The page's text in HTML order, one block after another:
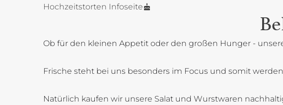
Hochzeitstorten Infoseite
Ob für den kleinen Appetit oder den großen Hunger -
Frische steht bei uns besonders im Focus und somit
Natürlich kaufen wir unsere Salat und Wurstwaren